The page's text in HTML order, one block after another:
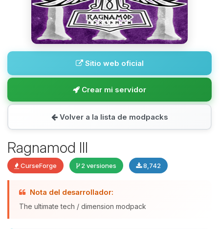
Sitio web oficial
Crear mi servidor
Volver a la lista de modpacks
Ragnamod III
CurseForge 2 versiones 8,742
Nota del desarrollador:
The ultimate tech / dimension modpack
Yupi, por fin alguien con quien
hablar! Soy Choupy, tu pequeno